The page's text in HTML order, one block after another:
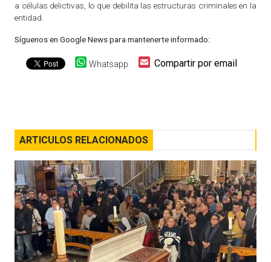
a células delictivas, lo que debilita las estructuras criminales en la
entidad.
Síguenos en Google News para mantenerte informado:
Whatsapp Compartir por email
ARTICULOS RELACIONADOS